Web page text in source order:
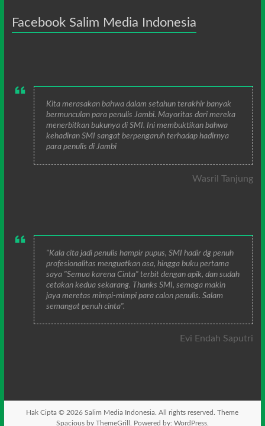
Facebook Salim Media Indonesia
Kita merasakan bahwa dalam setahun terakhir banyak
bermunculan para penulis Jambi. Mayoritas dari mereka
menerbitkan bukunya di SMI. Ini membuktikan bahwa
kehadiran SMI sangat berpengaruh terhadap hadirnya
para penulis di Jambi
Wasril Tanjung
"Kala cita jadi penulis hampir pupus, SMI hadir dg penuh
profesionalitas menguatkan asa, hingga buku pertama
saya "Semua karena Cinta" terbit dengan apik, dan sudah
cetakan kedua sekarang. Thanks SMI, semoga makin
jaya meretas mimpi-mimpi para calon penulis. Salam
semangat penuh cinta".
Evi Endah Saputri
Hak Cipta © 2026Salim Media Indonesia . All rights reserved. Theme
Spaciousby ThemeGrill. Powered by: WordPress.